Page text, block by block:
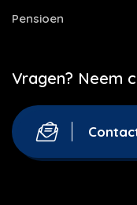
Pensioen
Vragen? Neem